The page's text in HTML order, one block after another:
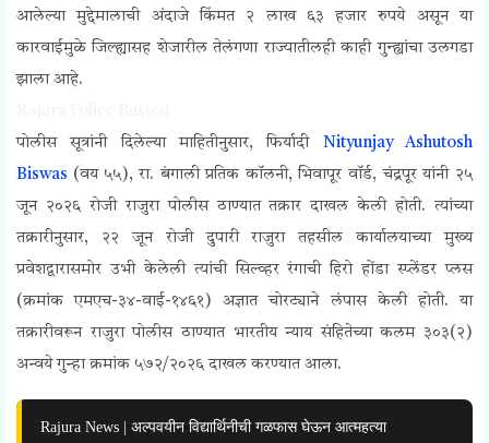
आलेल्या मुद्देमालाची अंदाजे किंमत २ लाख ६३ हजार रुपये असून या
कारवाईमुळे जिल्ह्यासह शेजारील तेलंगणा राज्यातीलही काही गुन्ह्यांचा उलगडा
झाला आहे.
पोलीस सूत्रांनी दिलेल्या माहितीनुसार, फिर्यादी Nityunjay Ashutosh
Biswas (वय ५५), रा. बंगाली प्रतिक कॉलनी, भिवापूर वॉर्ड, चंद्रपूर यांनी २५
जून २०२६ रोजी राजुरा पोलीस ठाण्यात तक्रार दाखल केली होती. त्यांच्या
तक्रारीनुसार, २२ जून रोजी दुपारी राजुरा तहसील कार्यालयाच्या मुख्य
प्रवेशद्वारासमोर उभी केलेली त्यांची सिल्व्हर रंगाची हिरो होंडा स्प्लेंडर प्लस
(क्रमांक एमएच-३४-वाई-१४६१) अज्ञात चोरट्याने लंपास केली होती. या
तक्रारीवरून राजुरा पोलीस ठाण्यात भारतीय न्याय संहितेच्या कलम ३०३(२)
अन्वये गुन्हा क्रमांक ५७२/२०२६ दाखल करण्यात आला.
Rajura News | अल्पवयीन विद्यार्थिनीची गळफास घेऊन आत्महत्या